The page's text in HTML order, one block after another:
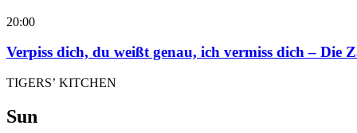
20:00
Verpiss dich, du weißt genau, ich vermiss dich – Die
TIGERS’ KITCHEN
Sun